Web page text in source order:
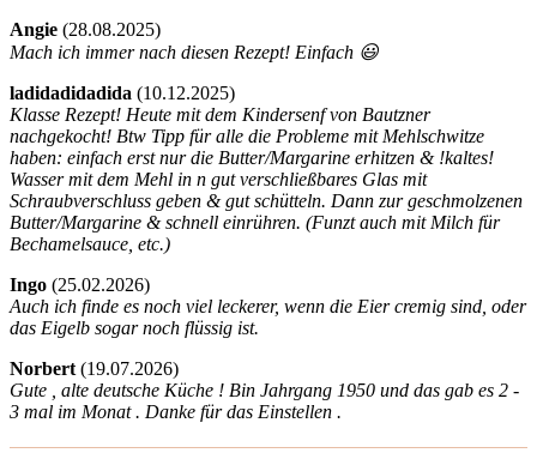
Angie (28.08.2025)
Mach ich immer nach diesen Rezept! Einfach 😃
ladidadidadida (10.12.2025)
Klasse Rezept! Heute mit dem Kindersenf von Bautzner
nachgekocht! Btw Tipp für alle die Probleme mit Mehlschwitze
haben: einfach erst nur die Butter/Margarine erhitzen & !kaltes!
Wasser mit dem Mehl in n gut verschließbares Glas mit
Schraubverschluss geben & gut schütteln. Dann zur geschmolzenen
Butter/Margarine & schnell einrühren. (Funzt auch mit Milch für
Bechamelsauce, etc.)
Ingo (25.02.2026)
Auch ich finde es noch viel leckerer, wenn die Eier cremig sind, oder
das Eigelb sogar noch flüssig ist.
Norbert (19.07.2026)
Gute , alte deutsche Küche ! Bin Jahrgang 1950 und das gab es 2 -
3 mal im Monat . Danke für das Einstellen .